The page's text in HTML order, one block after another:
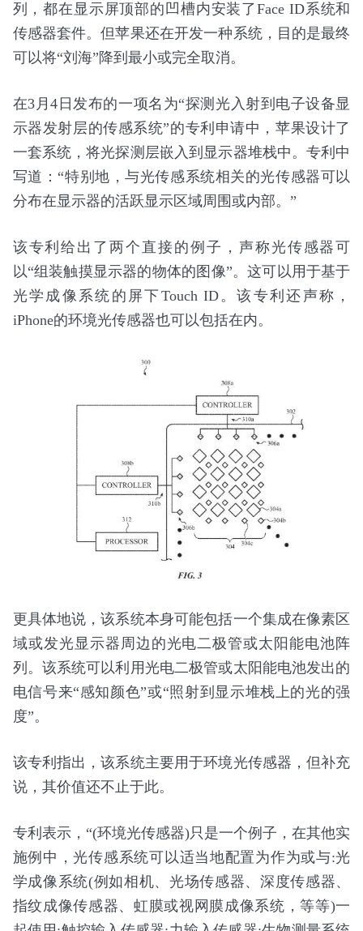
列，都在显示屏顶部的凹槽内安装了Face ID系统和
传感器套件。但苹果还在开发一种系统，目的是最终
可以将“刘海”降到最小或完全取消。
在3月4日发布的一项名为“探测光入射到电子设备显
示器发射层的传感系统”的专利申请中，苹果设计了
一套系统，将光探测层嵌入到显示器堆栈中。专利中
写道：“特别地，与光传感系统相关的光传感器可以
分布在显示器的活跃显示区域周围或内部。”
该专利给出了两个直接的例子，声称光传感器可
以“组装触摸显示器的物体的图像”。这可以用于基于
光学成像系统的屏下Touch ID。该专利还声称，
iPhone的环境光传感器也可以包括在内。
更具体地说，该系统本身可能包括一个集成在像素区
域或发光显示器周边的光电二极管或太阳能电池阵
列。该系统可以利用光电二极管或太阳能电池发出的
电信号来“感知颜色”或“照射到显示堆栈上的光的强
度”。
该专利指出，该系统主要用于环境光传感器，但补充
说，其价值还不止于此。
专利表示，“(环境光传感器)只是一个例子，在其他实
施例中，光传感系统可以适当地配置为作为或与:光
学成像系统(例如相机、光场传感器、深度传感器、
指纹成像传感器、虹膜或视网膜成像系统，等等)一